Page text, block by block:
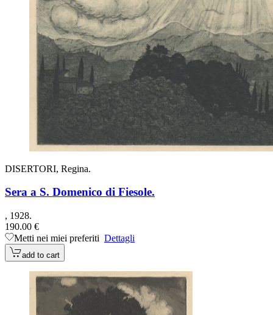
DISERTORI, Regina.
Sera a S. Domenico di Fiesole.
, 1928.
190.00 €
Metti nei miei preferiti Dettagli
add to cart